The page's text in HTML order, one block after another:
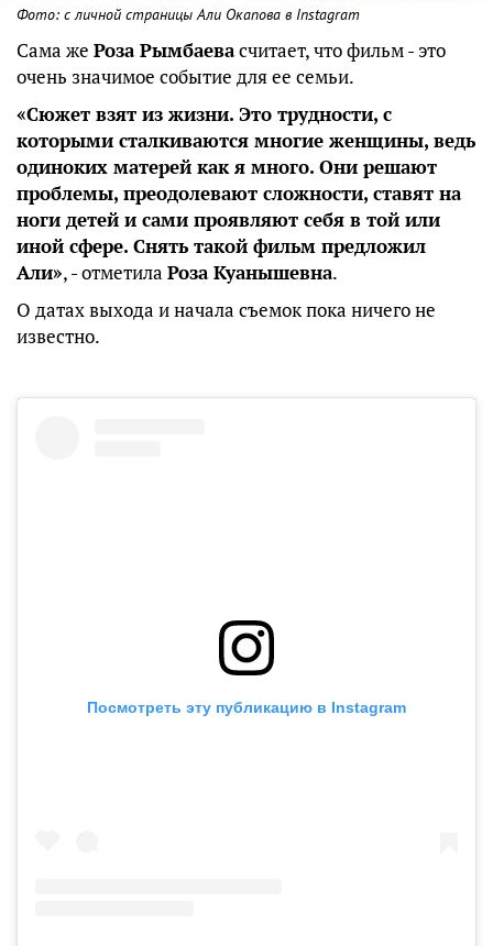
Фото: с личной страницы Али Окапова в Instagram
Cама же Роза Рымбаевасчитает, что фильм - это
очень значимое событие для ее семьи.
«Сюжет взят из жизни. Это трудности, с
которыми сталкиваются многие женщины, ведь
одиноких матерей как я много. Они решают
проблемы, преодолевают сложности, ставят на
ноги детей и сами проявляют себя в той или
иной сфере. Снять такой фильм предложил
Али», - отметила Роза Куанышевна.
О датах выхода и начала съемок пока ничего не
известно.
Посмотреть эту публикацию в Instagram